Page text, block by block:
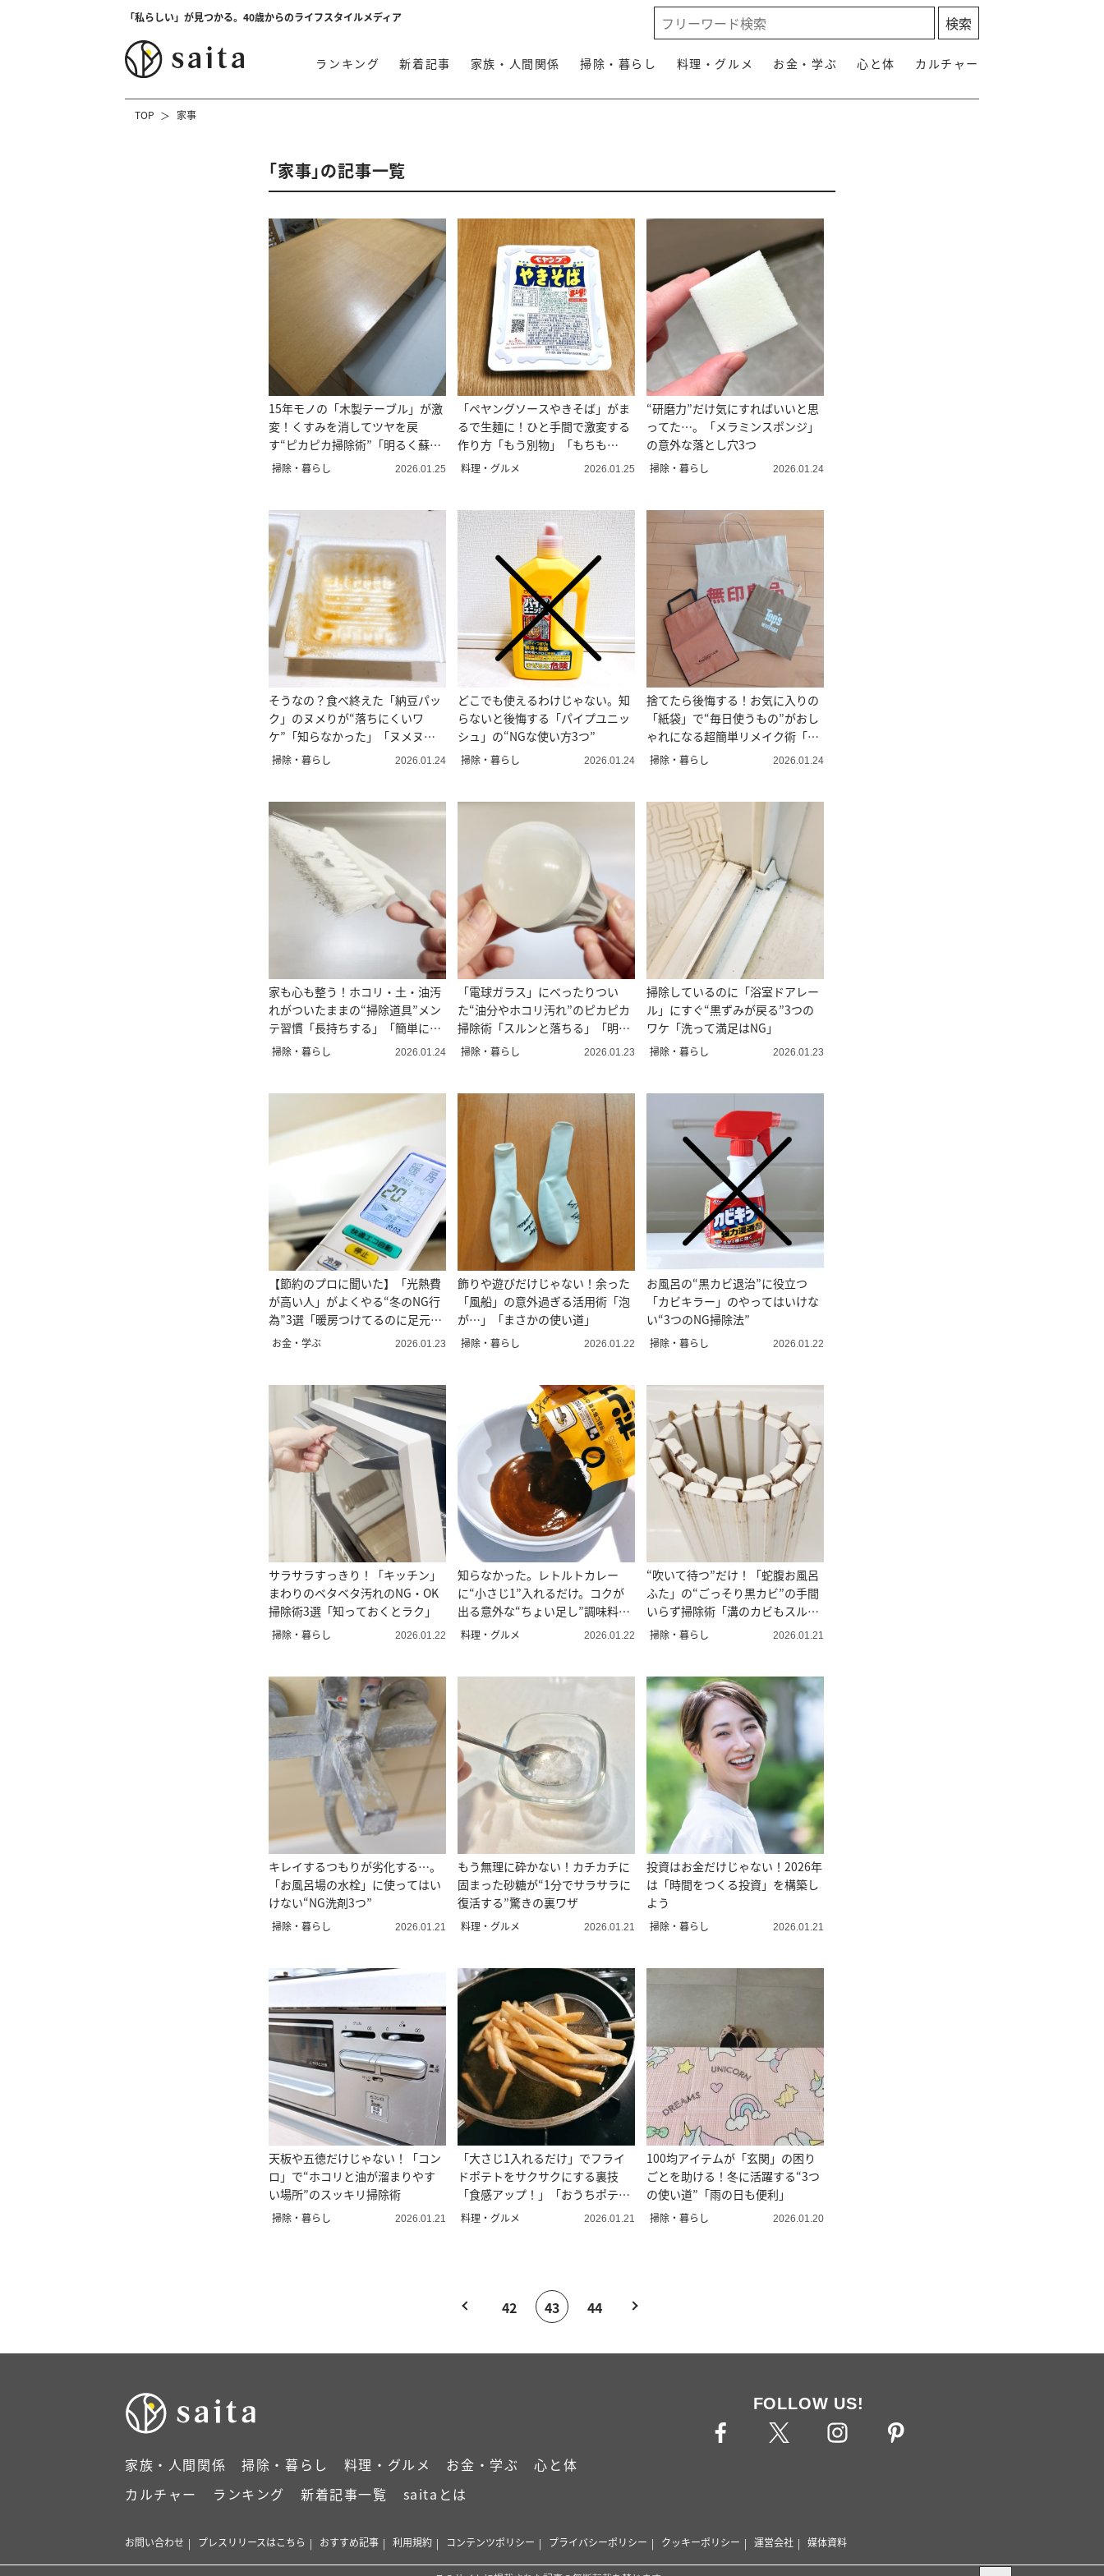
「私らしい」が見つかる。40歳からのライフスタイルメディア
ランキング 新着記事 家族・人間関係 掃除・暮らし 料理・グルメ お金・学ぶ 心と体 カルチャー
TOP 家事
「家事」の記事一覧
15年モノの「木製テーブル」が激
変！くすみを消してツヤを戻
す“ピカピカ掃除術”「明るく蘇っ
た！」
掃除・暮らし 2026.01.25
「ペヤングソースやきそば」がま
るで生麺に！ひと手間で激変する
作り方「もう別物」「もちも
ち！」
料理・グルメ 2026.01.25
“研磨力”だけ気にすればいいと思
ってた…。「メラミンスポンジ」
の意外な落とし穴3つ
掃除・暮らし 2026.01.24
そうなの？食べ終えた「納豆パッ
ク」のヌメりが“落ちにくいワ
ケ”「知らなかった」「ヌメヌメ
さよなら」
掃除・暮らし 2026.01.24
どこでも使えるわけじゃない。知
らないと後悔する「パイプユニッ
シュ」の“NGな使い方3つ”
掃除・暮らし 2026.01.24
捨てたら後悔する！お気に入りの
「紙袋」で“毎日使うもの”がおし
ゃれになる超簡単リメイク術「可
愛い！」
掃除・暮らし 2026.01.24
家も心も整う！ホコリ・土・油汚
れがついたままの“掃除道具”メン
テ習慣「長持ちする」「簡単に清
潔」
掃除・暮らし 2026.01.24
「電球ガラス」にべったりつい
た“油分やホコリ汚れ”のピカピカ
掃除術「スルンと落ちる」「明る
くなる」
掃除・暮らし 2026.01.23
掃除しているのに「浴室ドアレー
ル」にすぐ“黒ずみが戻る”3つの
ワケ「洗って満足はNG」
掃除・暮らし 2026.01.23
【節約のプロに聞いた】「光熱費
が高い人」がよくやる“冬のNG行
為”3選「暖房つけてるのに足元寒
い…」
お金・学ぶ 2026.01.23
飾りや遊びだけじゃない！余った
「風船」の意外過ぎる活用術「泡
が…」「まさかの使い道」
掃除・暮らし 2026.01.22
お風呂の“黒カビ退治”に役立つ
「カビキラー」のやってはいけな
い“3つのNG掃除法”
掃除・暮らし 2026.01.22
サラサラすっきり！「キッチン」
まわりのベタベタ汚れのNG・OK
掃除術3選「知っておくとラク」
掃除・暮らし 2026.01.22
知らなかった。レトルトカレー
に“小さじ1”入れるだけ。コクが
出る意外な“ちょい足し”調味料
「手軽」
料理・グルメ 2026.01.22
“吹いて待つ”だけ！「蛇腹お風呂
ふた」の“ごっそり黒カビ”の手間
いらず掃除術「溝のカビもスル
ン」
掃除・暮らし 2026.01.21
キレイするつもりが劣化する…。
「お風呂場の水栓」に使ってはい
けない“NG洗剤3つ”
掃除・暮らし 2026.01.21
もう無理に砕かない！カチカチに
固まった砂糖が“1分でサラサラに
復活する”驚きの裏ワザ
料理・グルメ 2026.01.21
投資はお金だけじゃない！2026年
は「時間をつくる投資」を構築し
よう
掃除・暮らし 2026.01.21
天板や五徳だけじゃない！「コン
ロ」で“ホコリと油が溜まりやす
い場所”のスッキリ掃除術
掃除・暮らし 2026.01.21
「大さじ1入れるだけ」でフライ
ドポテトをサクサクにする裏技
「食感アップ！」「おうちポテト
を格上げ」
料理・グルメ 2026.01.21
100均アイテムが「玄関」の困り
ごとを助ける！冬に活躍する“3つ
の使い道”「雨の日も便利」
掃除・暮らし 2026.01.20
42 43 44
家族・人間関係 掃除・暮らし 料理・グルメ お金・学ぶ
心と体
カルチャー
ランキング 新着記事一覧 saitaとは
FOLLOW US!
お問い合わせ プレスリリースはこちら おすすめ記事 利用規約 コンテンツポリシー プライバシーポリシー クッキーポリシー 運営会社 媒体資料